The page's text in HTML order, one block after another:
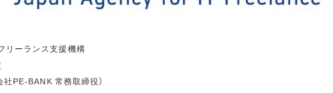
ランス支援機構
PE-BANK 常務取締役）